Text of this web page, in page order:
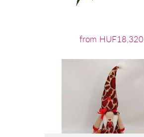
from HUF18,320